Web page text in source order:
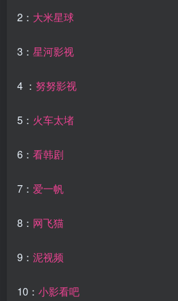
2： 大米星球
3： 星河影视
4 ： 努努影视
5： 火车太堵
6： 看韩剧
7： 爱一帆
8： 网飞猫
9： 泥视频
10： 小影看吧